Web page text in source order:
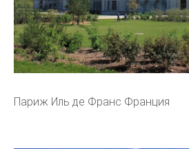
Париж Иль де Франс Франция